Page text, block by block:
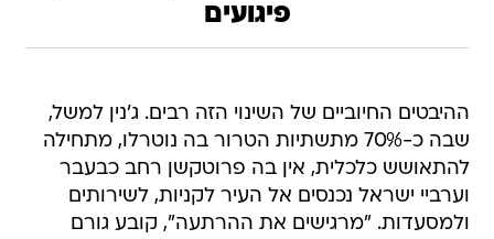
פיגועים
ההיבטים החיוביים של השינוי הזה רבים. ג'נין למשל,
שבה כ-70% מתשתיות הטרור בה נוטרלו, מתחילה
להתאושש כלכלית, אין בה פרוטקשן רחב כבעבר
וערביי ישראל נכנסים אל העיר לקניות, לשירותים
ולמסעדות. "מרגישים את ההרתעה", קובע גורם